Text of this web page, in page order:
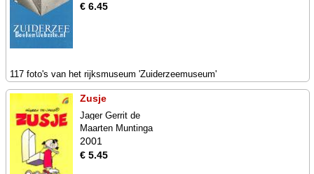
€ 6.45
117 foto's van het rijksmuseum 'Zuiderzeemuseum'
Zusje
Jager Gerrit de
Maarten Muntinga
2001
€ 5.45